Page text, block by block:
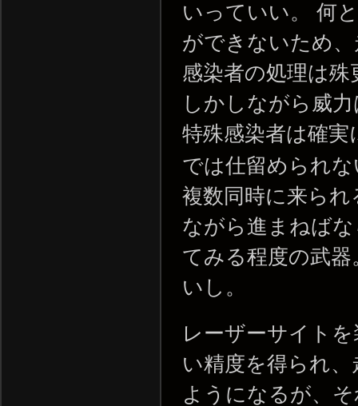
いっていい。 何
ができないため
感染者の処理は殊
しかしながら威
特殊感染者は確
では仕留められな
複数同時に来ら
ながら進まねば
てみる程度の武
いし。
レーザーサイト
い精度を得られ
ようになるが、